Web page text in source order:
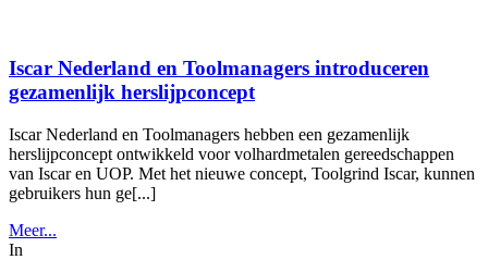
Iscar Nederland en Toolmanagers introduceren
gezamenlijk herslijpconcept
Iscar Nederland en Toolmanagers hebben een gezamenlijk
herslijpconcept ontwikkeld voor volhardmetalen gereedschappen
van Iscar en UOP. Met het nieuwe concept, Toolgrind Iscar, kunnen
gebruikers hun ge[...]
Meer...
In